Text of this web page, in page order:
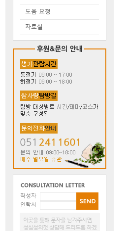
도움 요청
자료실
작성자
연락처
이곳을 통해 문자를 남겨주시면,
성심성의껏 상담해 드리도록 하겠